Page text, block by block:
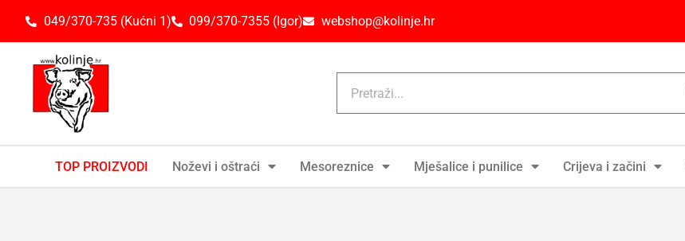
049/370-735 (Kućni 1) 099/370-7355 (Igor) webshop@kolinje.hr
TOP PROIZVODI Noževi i oštraći Mesoreznice Mješalice i punilice Crijeva i začini